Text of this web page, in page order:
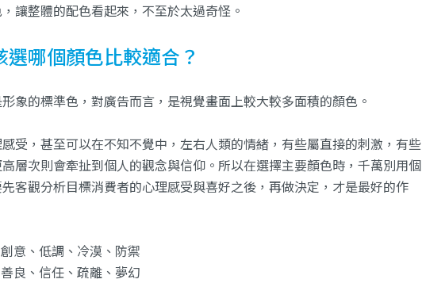
讓整體的配色看起來，不至於太過奇怪。
哪個顏色比較適合？
象的標準色，對廣告而言，是視覺畫面上較大較多面積的顏色。
受，甚至可以在不知不覺中，左右人類的情緒，有些屬直接的刺激，有些
層次則會牽扯到個人的觀念與信仰。所以在選擇主要顏色時，千萬別用個
客觀分析目標消費者的心理感受與喜好之後，再做決定，才是最好的作
意、低調、冷漠、防禦
良、信任、疏離、夢幻